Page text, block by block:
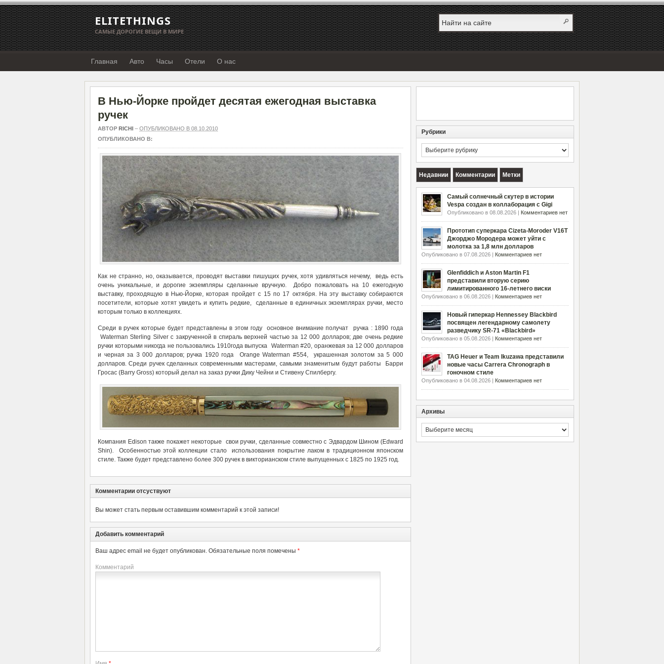
ELITETHINGS
САМЫЕ ДОРОГИЕ ВЕЩИ В МИРЕ
Главная Авто Часы Отели О нас
В Нью-Йорке пройдет десятая ежегодная выставка
ручек
АВТОР RICHI – ОПУБЛИКОВАНО В 08.10.2010
ОПУБЛИКОВАНО В:
Как не странно, но, оказывается, проводят выставки пишущих ручек, хотя удивляться нечему, ведь есть
очень уникальные, и дорогие экземпляры сделанные вручную. Добро пожаловать на 10 ежегодную
выставку, проходящую в Нью-Йорке, которая пройдет с 15 по 17 октября. На эту выставку собираются
посетители, которые хотят увидеть и купить редкие, сделанные в единичных экземплярах ручки, место
которым только в коллекциях.
Среди в ручек которые будет представлены в этом году основное внимание получат ручка : 1890 года
Waterman Sterling Silver с закрученной в спираль верхней частью за 12 000 долларов; две очень редкие
ручки которыми никогда не пользовались 1910года выпуска Waterman #20, оранжевая за 12 000 долларов
и черная за 3 000 долларов; ручка 1920 года Orange Waterman #554, украшенная золотом за 5 000
долларов. Среди ручек сделанных современными мастерами, самыми знаменитым будут работы Барри
Гросас (Barry Gross) который делал на заказ ручки Дику Чейни и Стивену Спилбергу.
Компания Edison также покажет некоторые свои ручки, сделанные совместно с Эдвардом Шином (Edward
Shin). Особенностью этой коллекции стало использования покрытие лаком в традиционном японском
стиле. Также будет представлено более 300 ручек в викторианском стиле выпущенных с 1825 по 1925 год.
Комментарии отсуствуют
Вы может стать первым оставившим комментарий к этой записи!
Добавить комментарий
Ваш адрес email не будет опубликован. Обязательные поля помечены *
Комментарий
Рубрики
Рубрики
Недавнии Комментарии Метки
Самый солнечный скутер в истории
Vespa создан в коллаборация с Gigi
Опубликовано в 08.08.2026 | Комментариев нет
Прототип суперкара Cizeta-Moroder V16T
Джорджо Мородера может уйти с
молотка за 1,8 млн долларов
Опубликовано в 07.08.2026 | Комментариев нет
Glenfiddich и Aston Martin F1
представили вторую серию
лимитированного 16-летнего виски
Опубликовано в 06.08.2026 | Комментариев нет
Новый гиперкар Hennessey Blackbird
посвящен легендарному самолету
разведчику SR-71 «Blackbird»
Опубликовано в 05.08.2026 | Комментариев нет
TAG Heuer и Team Ikuzawa представили
новые часы Carrera Chronograph в
гоночном стиле
Опубликовано в 04.08.2026 | Комментариев нет
Архивы
Архивы